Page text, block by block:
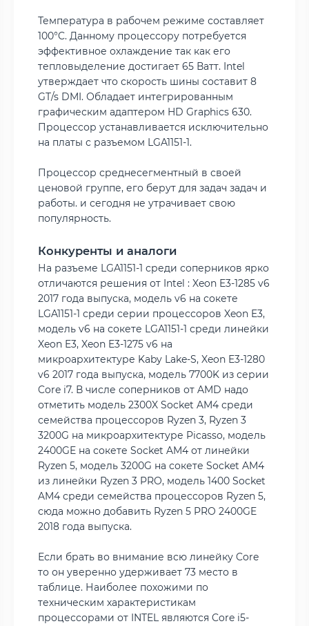
Температура в рабочем режиме составляет
100°C. Данному процессору потребуется
эффективное охлаждение так как его
тепловыделение достигает 65 Ватт. Intel
утверждает что скорость шины составит 8
GT/s DMI. Обладает интегрированным
графическим адаптером HD Graphics 630.
Процессор устанавливается исключительно
на платы с разъемом LGA1151-1.
Процессор среднесегментный в своей
ценовой группе, его берут для задач задач и
работы. и сегодня не утрачивает свою
популярность.
Конкуренты и аналоги
На разъеме LGA1151-1 среди соперников ярко
отличаются решения от Intel : Xeon E3-1285 v6
2017 года выпуска, модель v6 на сокете
LGA1151-1 среди серии процессоров Xeon E3,
модель v6 на сокете LGA1151-1 среди линейки
Xeon E3, Xeon E3-1275 v6 на
микроархитектуре Kaby Lake-S, Xeon E3-1280
v6 2017 года выпуска, модель 7700K из серии
Core i7. В числе соперников от AMD надо
отметить модель 2300X Socket AM4 среди
семейства процессоров Ryzen 3, Ryzen 3
3200G на микроархитектуре Picasso, модель
2400GE на сокете Socket AM4 от линейки
Ryzen 5, модель 3200G на сокете Socket AM4
из линейки Ryzen 3 PRO, модель 1400 Socket
AM4 среди семейства процессоров Ryzen 5,
сюда можно добавить Ryzen 5 PRO 2400GE
2018 года выпуска.
Если брать во внимание всю линейку Core
то он уверенно удерживает 73 место в
таблице. Наиболее похожими по
техническим характеристикам
процессорами от INTEL являются Core i5-